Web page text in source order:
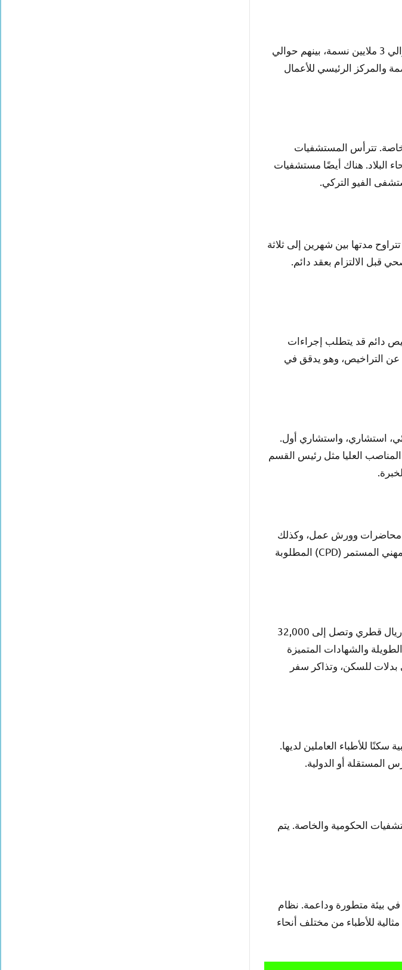
قطر هي دولة خليجية صغيرة ولكنها تتمتع بنظام صحي متطور للغاية. يبلغ عدد سكان قطر حوالي 3 ملايين نسمة، بينهم حوالي
والمركز الرئيسي للأعمال
تترأس المستشفيات
هناك أيضًا مستشفيات
الفيو التركي.
مدتها بين شهرين إلى ثلاثة
قبل الالتزام بعقد دائم.
دائم قد يتطلب إجراءات
عن التراخيص، وهو يدقق في
استشاري، واستشاري أول.
العليا مثل رئيس القسم
محاضرات وورش عمل، وكذلك
قراءة مقالات طبية وتحديث معارفهم باستمرار. يُحتسب هذا التعليم ضمن ساعات التطوير المهني المستمر (CPD) المطلوبة
الرواتب في قطر تعتمد على المسمى الوظيفي والخبرة. تبدأ رواتب الأخصائيين من 25,000 ريال قطري وتصل إلى 32,000
للأطباء ذوي الخبرة الطويلة والشهادات المتميزة
على بدلات للسكن، وتذاكر سفر
للأطباء العاملين لديها.
المستقلة أو الدولية.
الحكومية والخاصة. يتم
بيئة متطورة وداعمة. نظام
للأطباء من مختلف أنحاء